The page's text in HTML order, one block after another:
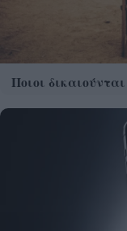
Ποιοι